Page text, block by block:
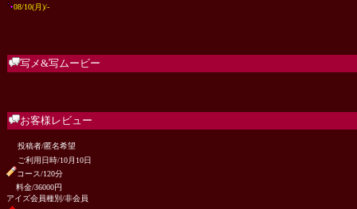
08/10(月)/-
写メ&写ムービー
お客様レビュー
投稿者/匿名希望
ご利用日時/10月10日
コース/120分
料金/36000円
アイズ会員種別/非会員